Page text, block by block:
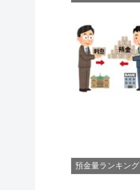
預金量ランキング